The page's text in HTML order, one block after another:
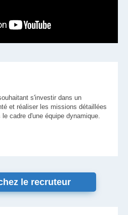
s'investir dans un
et réaliser les missions détaillées
cadre d'une équipe dynamique.
le recruteur